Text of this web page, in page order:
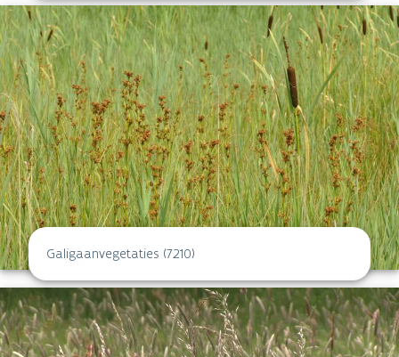
Galigaanvegetaties (7210)